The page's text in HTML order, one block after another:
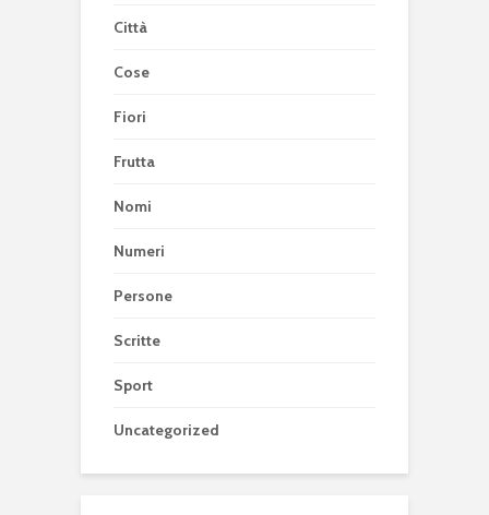
Città
Cose
Fiori
Frutta
Nomi
Numeri
Persone
Scritte
Sport
Uncategorized